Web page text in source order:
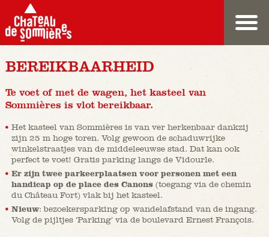
BEREIKBAARHEID
Te voet of met de wagen, het kasteel van
Sommières is vlot bereikbaar.
Het kasteel van Sommières is van ver herkenbaar dankzij
zijn 25 m hoge toren. Volg gewoon de schaduwrijke
winkelstraatjes van de middeleeuwse stad. Dat kan ook
perfect te voet! Gratis parking langs de Vidourle.
Er zijn twee parkeerplaatsen voor personen met een
handicap op de place des Canons(toegang via de chemin
du Château Fort) vlak bij het kasteel.
Nieuw: bezoekersparking op wandelafstand van de ingang.
Volg de pijltjes ‘Parking’ via de boulevard Ernest François.